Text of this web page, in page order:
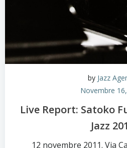
by Jazz
Novembre
Live Report: Satoko
Jazz
12 novembre 2011. Via